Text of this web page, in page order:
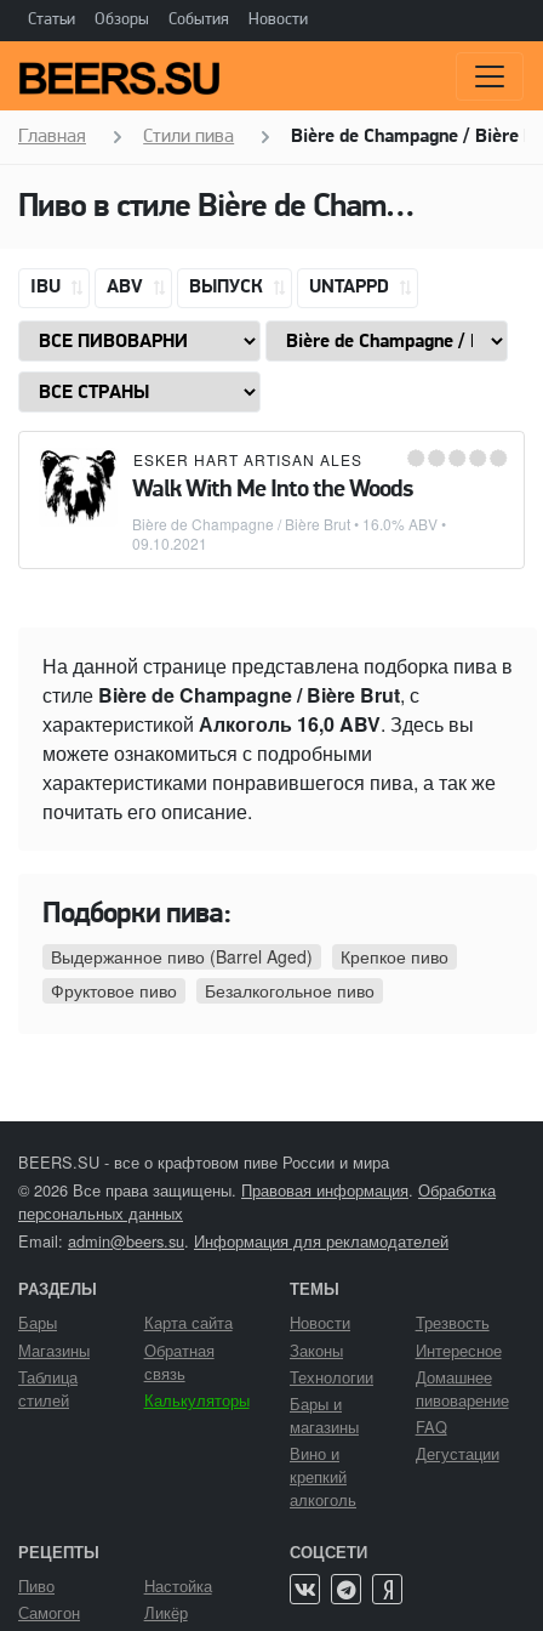
Статьи Обзоры События Новости
Главная Стили пива Bière de Champagne / Bière
Пиво в стиле Bière de Champagne / Bière Brut, Алкоголь: 16,0 ABV
IBU ABV ВЫПУСК UNTAPPD
ESKER HART ARTISAN ALES
Walk With Me Into the Woods
Bière de Champagne / Bière Brut• 16.0% ABV •
09.10.2021
На данной странице представлена подборка пива в
стиле Bière de Champagne / Bière Brut, с
характеристикой Алкоголь 16,0 ABV. Здесь вы
можете ознакомиться с подробными
характеристиками понравившегося пива, а так же
почитать его описание.
Подборки пива:
Выдержанное пиво (Barrel Aged)
Крепкое пиво
Фруктовое пиво
Безалкогольное пиво
BEERS.SU - все о крафтовом пиве России и мира
© 2026 Все права защищены. Правовая информация. Обработка
персональных данных
Email: admin@beers.su. Информация для рекламодателей
РАЗДЕЛЫ
Бары
Магазины
Таблица
стилей
Карта сайта
Обратная
связь
Калькуляторы
ТЕМЫ
Новости
Законы
Технологии
Бары и
магазины
Вино и
крепкий
алкоголь
Трезвость
Интересное
Домашнее
пивоварение
FAQ
Дегустации
РЕЦЕПТЫ
Пиво
Самогон
Настойка
Ликёр
СОЦСЕТИ